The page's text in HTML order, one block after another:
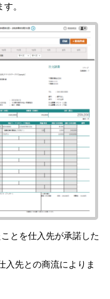
。
とを仕入先が承諾した
入先との商流によりま